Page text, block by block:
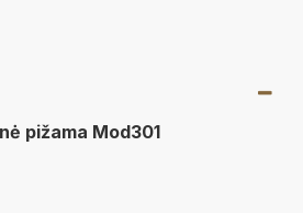
pižama Mod301